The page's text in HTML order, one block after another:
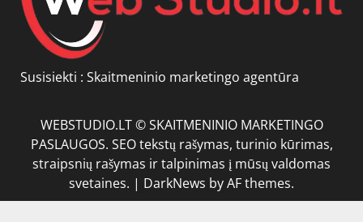
Susisiekti : Skaitmeninio marketingo agentūra
WEBSTUDIO.LT © SKAITMENINIO MARKETINGO
PASLAUGOS. SEO tekstų rašymas, turinio kūrimas,
straipsnių rašymas ir talpinimas į mūsų valdomas
svetaines. | DarkNews by AF themes.